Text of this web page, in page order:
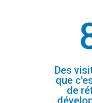
Des
que
de